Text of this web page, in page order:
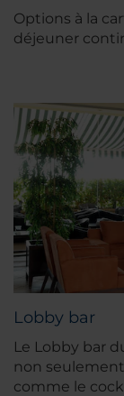
Options à la
déjeuner
Lobby bar
Le Lobby bar
non
comme le